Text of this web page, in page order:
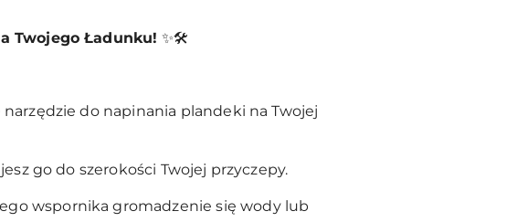
Twojego Ładunku! ✨🛠️
do napinania plandeki na Twojej
go do szerokości Twojej przyczepy.
wspornika gromadzenie się wody lub